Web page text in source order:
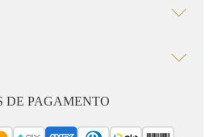
DE PAGAMENTO